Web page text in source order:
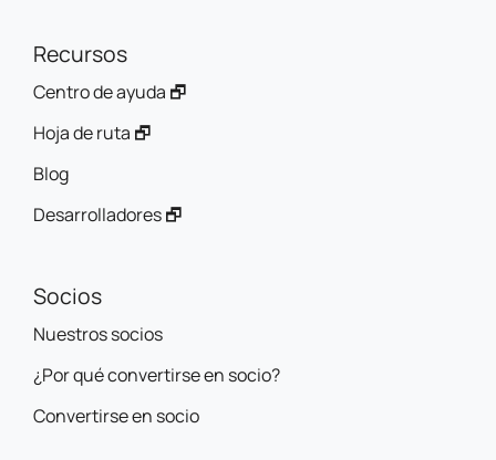
Recursos
Centro de ayuda 🗗
Hoja de ruta 🗗
Blog
Desarrolladores 🗗
Socios
Nuestros socios
¿Por qué convertirse en socio?
Convertirse en socio